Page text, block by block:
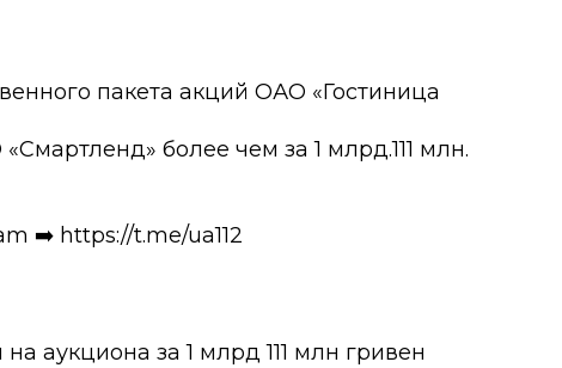
пакета акций ОАО «Гостиница
более чем за 1 млрд.111 млн.
➡️ https://t.me/ua112
аукциона за 1 млрд 111 млн гривен